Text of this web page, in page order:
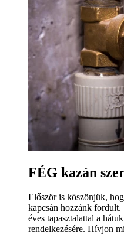
FÉG kazán
Először is köszönjük,
kapcsán hozzánk
éves tapasztalattal a
rendelkezésére. Hívjon